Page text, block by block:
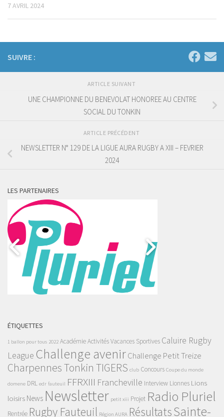
7 AVRIL 2024
SUIVRE :
ARTICLE SUIVANT
UNE CHAMPIONNE DU BENEVOLAT HONOREE AU CENTRE
SOCIAL DU TONKIN
ARTICLE PRÉCÉDENT
NEWSLETTER N° 129 DE LA LIGUE AURA RUGBY A XIII – FEVRIER
2024
LES PARTENAIRES
ÉTIQUETTES
1 ballon pour tous 2022 AcadémieActivités Vacances Sportives Caluire Rugby
League Challenge avenirChallenge Petit Treize
Charpennes Tonkin TIGERS club Concours Coupe du monde
domene DRL edr fauteuil FFRXIII Francheville Interview Lionnes Lions
loisirs News Newsletter petit xiii Projet Radio Pluriel
Rentrée Rugby Fauteuil Région AURA RésultatsSainte-